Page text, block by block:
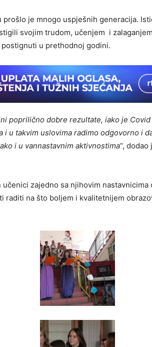
je mnogo uspješnih generacija.
svojim trudom, učenjem i
u prethodnoj godini.
poprilično dobre rezultate, iako je
i u takvim uslovima radimo odgovorno i
i u vannastavnim aktivnostima“, dodao
učenici zajedno sa njihovim
raditi na što boljem i kvalitetnijem